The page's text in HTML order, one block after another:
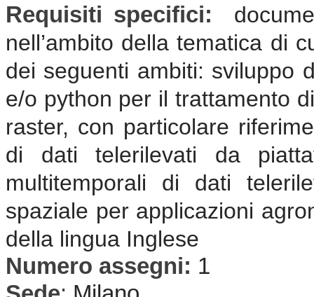
Requisiti specifici:
nell’ambito della tematica di
dei seguenti ambiti: sviluppo
e/o python per il trattamento
raster, con particolare
di dati telerilevati da
multitemporali di dati
spaziale per applicazioni
della lingua Inglese
Numero assegni: 1